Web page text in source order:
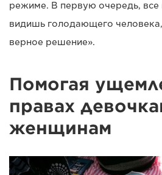
режиме. В первую очередь,
видишь голодающего
верное решение».
Помогая
правах
женщинам